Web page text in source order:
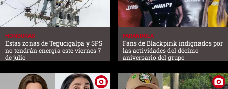
HONDURAS
Estas zonas de Tegucigalpa y SPS
no tendrán energía este viernes 7
de julio
FARANDULA
Fans de Blackpink indignados por
las actividades del décimo
aniversario del grupo